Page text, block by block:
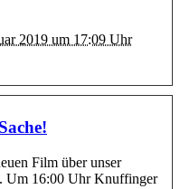
2019 um 17:09 Uhr
Film über unser
Um 16:00 Uhr Knuffinger